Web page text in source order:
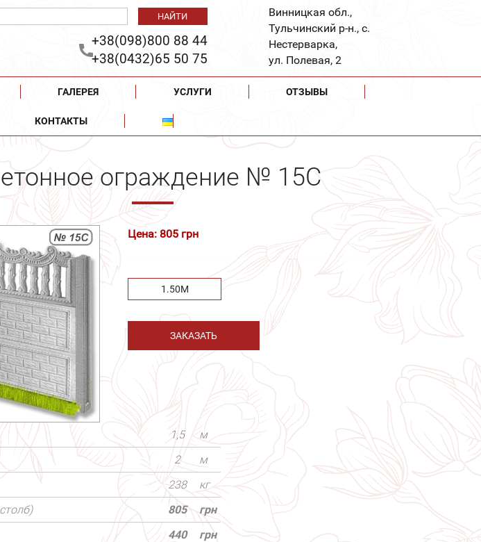
+38(098)800 88 44
+38(0432)65 50 75
Винницкая обл.,
Тульчинский р-н., с.
Нестерварка,
ул. Полевая, 2
ГАЛЕРЕЯ УСЛУГИ ОТЗЫВЫ
КОНТАКТЫ
ограждение № 15С
Цена: 805 грн
1.50М
ЗАКАЗАТЬ
1,5
м
2
м
238
кг
805
грн
440
грн